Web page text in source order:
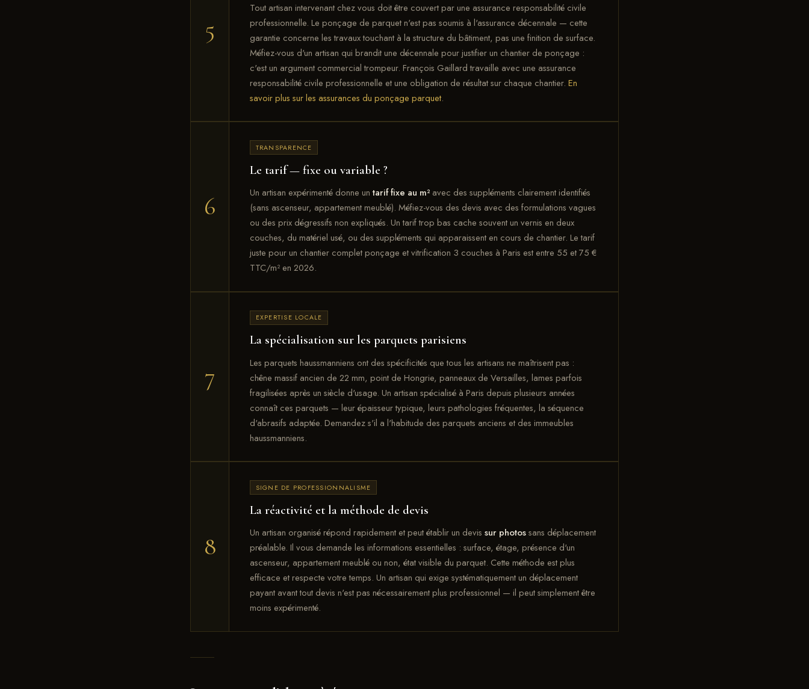
5
Tout artisan intervenant chez vous doit être couvert par une assurance responsabilité civile
professionnelle. Le ponçage de parquet n'est pas soumis à l'assurance décennale — cette
garantie concerne les travaux touchant à la structure du bâtiment, pas une finition de surface.
Méfiez-vous d'un artisan qui brandit une décennale pour justifier un chantier de ponçage :
c'est un argument commercial trompeur. François Gaillard travaille avec une assurance
responsabilité civile professionnelle et une obligation de résultat sur chaque chantier. En
savoir plus sur les assurances du ponçage parquet.
6
TRANSPARENCE
Le tarif — fixe ou variable ?
Un artisan expérimenté donne untarif fixe au m² avec des suppléments clairement identifiés
(sans ascenseur, appartement meublé). Méfiez-vous des devis avec des formulations vagues
ou des prix dégressifs non expliqués. Un tarif trop bas cache souvent un vernis en deux
couches, du matériel usé, ou des suppléments qui apparaissent en cours de chantier. Le tarif
juste pour un chantier complet ponçage et vitrification 3 couches à Paris est entre 55 et 75 €
TTC/m² en 2026.
7
EXPERTISE LOCALE
La spécialisation sur les parquets parisiens
Les parquets haussmanniens ont des spécificités que tous les artisans ne maîtrisent pas :
chêne massif ancien de 22 mm, point de Hongrie, panneaux de Versailles, lames parfois
fragilisées après un siècle d'usage. Un artisan spécialisé à Paris depuis plusieurs années
connaît ces parquets — leur épaisseur typique, leurs pathologies fréquentes, la séquence
d'abrasifs adaptée. Demandez s'il a l'habitude des parquets anciens et des immeubles
haussmanniens.
8
SIGNE DE PROFESSIONNALISME
La réactivité et la méthode de devis
Un artisan organisé répond rapidement et peut établir un devis sur photossans déplacement
préalable. Il vous demande les informations essentielles : surface, étage, présence d'un
ascenseur, appartement meublé ou non, état visible du parquet. Cette méthode est plus
efficace et respecte votre temps. Un artisan qui exige systématiquement un déplacement
payant avant tout devis n'est pas nécessairement plus professionnel — il peut simplement être
moins expérimenté.